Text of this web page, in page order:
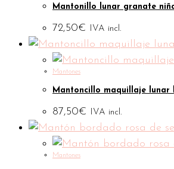
Mantonillo lunar granate
72,50€ IVA incl.
Mantones
Mantoncillo maquillaje lunar
87,50€ IVA incl.
Mantones